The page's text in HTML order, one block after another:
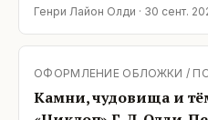
«Азбуке» Дорогие
издательства «Азбука»
Генри Лайон Олди · 30 сент.
ОФОРМЛЕНИЕ ОБЛОЖКИ /
Камни, чудовища и